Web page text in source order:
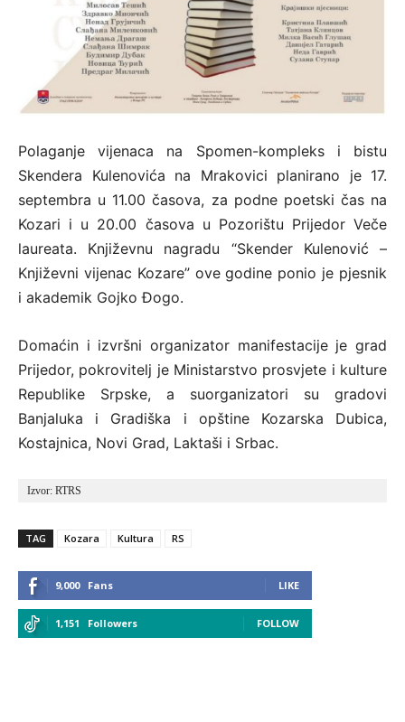
Polaganje vijenaca na Spomen-kompleks i bistu
Skendera Kulenovića na Mrakovici planirano je 17.
septembra u 11.00 časova, za podne poetski čas na
Kozari i u 20.00 časova u Pozorištu Prijedor Veče
laureata. Književnu nagradu “Skender Kulenović –
Književni vijenac Kozare” ove godine ponio je pjesnik
i akademik Gojko Đogo.
Domaćin i izvršni organizator manifestacije je grad
Prijedor, pokrovitelj je Ministarstvo prosvjete i kulture
Republike Srpske, a suorganizatori su gradovi
Banjaluka i Gradiška i opštine Kozarska Dubica,
Kostajnica, Novi Grad, Laktaši i Srbac.
Izvor: RTRS
TAG Kozara Kultura RS
9,000 Fans LIKE
1,151 Followers FOLLOW